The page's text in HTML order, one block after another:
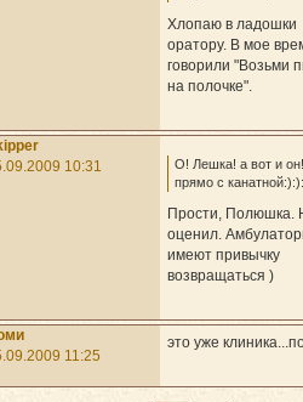
Хлопаю в ладошки
оратору. В мое
говорили "Возьми
на полочке".
10:31
О! Лешка! а вот и
прямо с
Прости, Полюшка.
оценил.
имеют привычку
возвращаться )
11:25
это уже